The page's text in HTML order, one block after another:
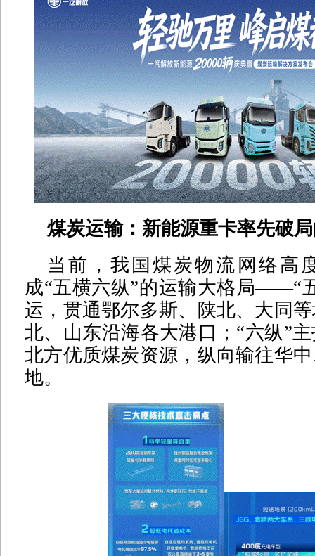
煤炭运输：新能源重卡率先破
当前，我国煤炭物流网络高
成“五横六纵”的运输大格局——“
运，贯通鄂尔多斯、陕北、大同
北、山东沿海各大港口；“六纵”
北方优质煤炭资源，纵向输往华
地。